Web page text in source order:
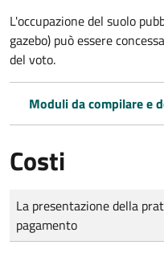
L'occupazione del suolo
gazebo) può essere
del voto.
Moduli da compilare e
Costi
Tipo di pagamento
Importo
La presentazione della
pagamento